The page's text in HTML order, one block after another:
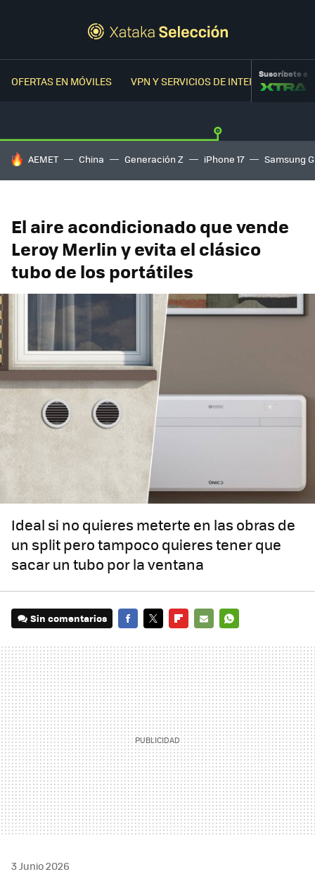
OFERTAS EN MÓVILES VPN Y SERVICIOS DE INTERNETSuscríbete a
HOY SE HABLA DE
AEMET China Generación Z iPhone 17 Samsung
El aire acondicionado que vende
Leroy Merlin y evita el clásico
tubo de los portátiles
Ideal si no quieres meterte en las obras de
un split pero tampoco quieres tener que
sacar un tubo por la ventana
Sin comentarios
MAIL
3 Junio 2026